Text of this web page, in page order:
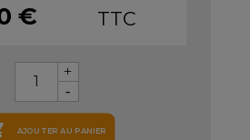
€ TTC
AJOUTER AU PANIER